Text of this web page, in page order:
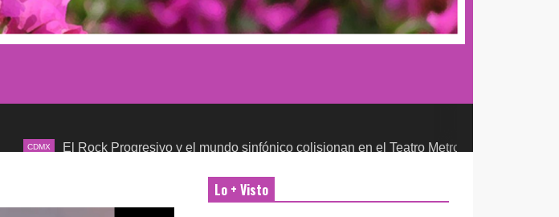
El Rock Progresivo y el mundo sinfónico colisionan en el Teatro Metropólitan
Lo + Visto